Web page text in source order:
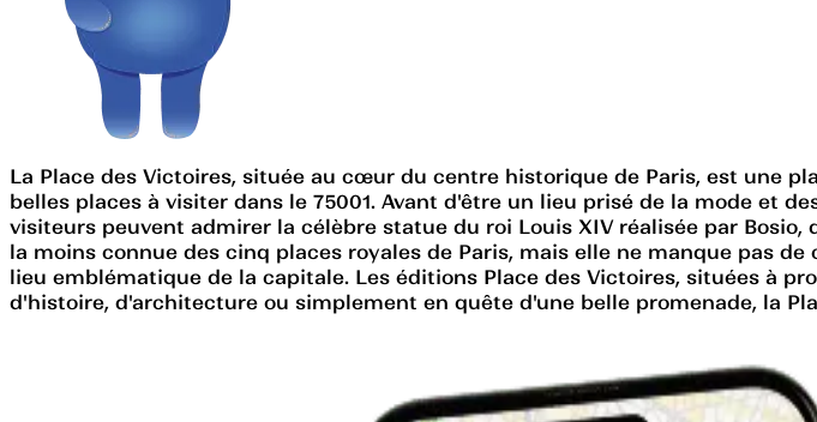
La Place des Victoires, située au cœur du centre historique de Paris, est une
belles places à visiter dans le 75001. Avant d'être un lieu prisé de la mode et
visiteurs peuvent admirer la célèbre statue du roi Louis XIV réalisée par
la moins connue des cinq places royales de Paris, mais elle ne manque pas
lieu emblématique de la capitale. Les éditions Place des Victoires, situées à
d'histoire, d'architecture ou simplement en quête d'une belle promenade, la